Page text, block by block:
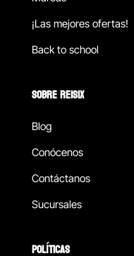
¡Las mejores ofertas!
Back to school
SOBRE REISIX
Blog
Conócenos
Contáctanos
Sucursales
POLÍTICAS